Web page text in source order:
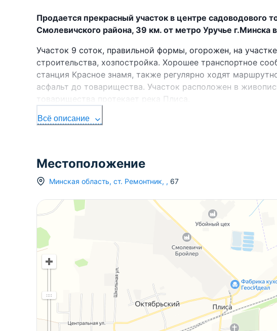
Продается прекрасный участок в центре садоводового
Смолевичского района, 39 км. от метро Уручье г.Минска
Участок 9 соток, правильной формы, огорожен, на
строительства, хозпостройка. Хорошее транспортное
станция Красное знамя, также регулярно ходят
асфальт до товарищества. Участок расположен в
товарищества протекает река Плиса.
Возможен обмен на дом, дачу, квартиру.
Поможем продать вашу недвижимость для покупки этого
Агентство недвижимости
УНП: 193594828 Лицензия: № 02240/430 МЮ РБ, 18.11.2021
Всё описание
Местоположение
Минская область, ст. Ремонтник, , 67